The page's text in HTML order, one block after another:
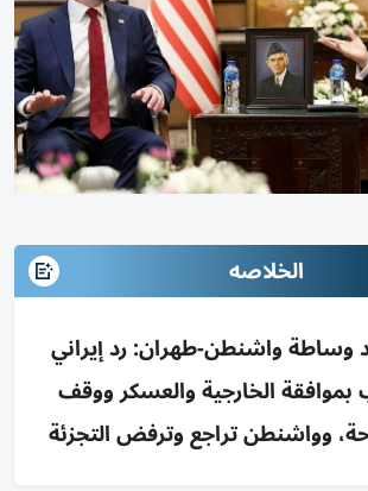
الخلاصه
وساطة واشنطن-طهران: رد إيراني
الخارجية والعسكر ووقف
وواشنطن تراجع وترفض التجزئة